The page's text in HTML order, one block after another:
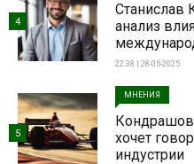
Станислав
анализ
22:38 | 28-05-2025
4
МНЕНИЯ
хочет
индустрии
5